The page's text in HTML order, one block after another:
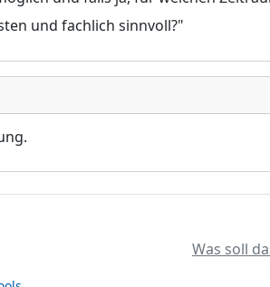
und fachlich sinnvoll?"
Was soll